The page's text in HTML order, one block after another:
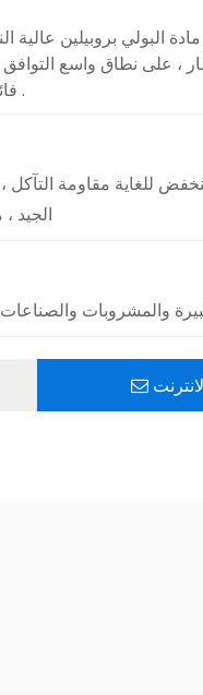
، على نطاق واسع
فائدة نموذج مناسبة لأنّ ترشيح مختلف السوائل .
الجيد
والمشروبات